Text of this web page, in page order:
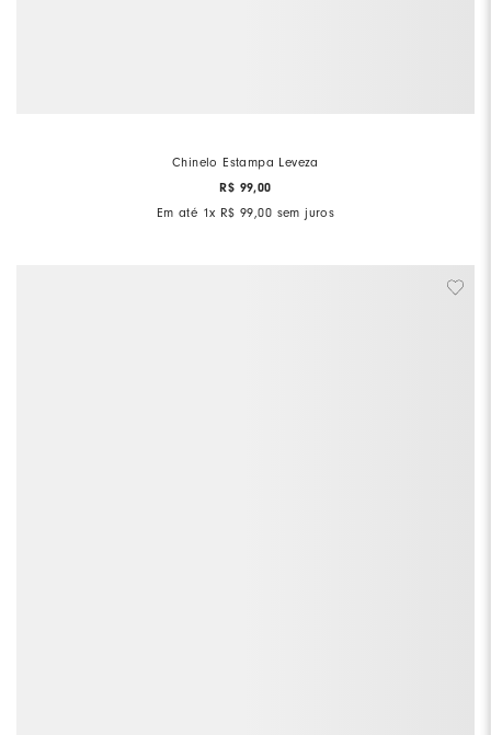
Chinelo Estampa Leveza
R$ 99,00
Em até 1x R$ 99,00 sem juros